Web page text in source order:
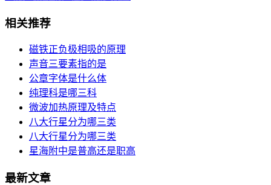
相关推荐
磁铁正负极相吸的原理
声音三要素指的是
公章字体是什么体
纯理科是哪三科
微波加热原理及特点
八大行星分为哪三类
八大行星分为哪三类
星海附中是普高还是职高
最新文章